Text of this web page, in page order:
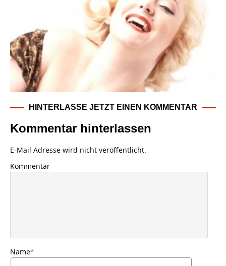
HINTERLASSE JETZT EINEN KOMMENTAR
Kommentar hinterlassen
E-Mail Adresse wird nicht veröffentlicht.
Kommentar
Name*